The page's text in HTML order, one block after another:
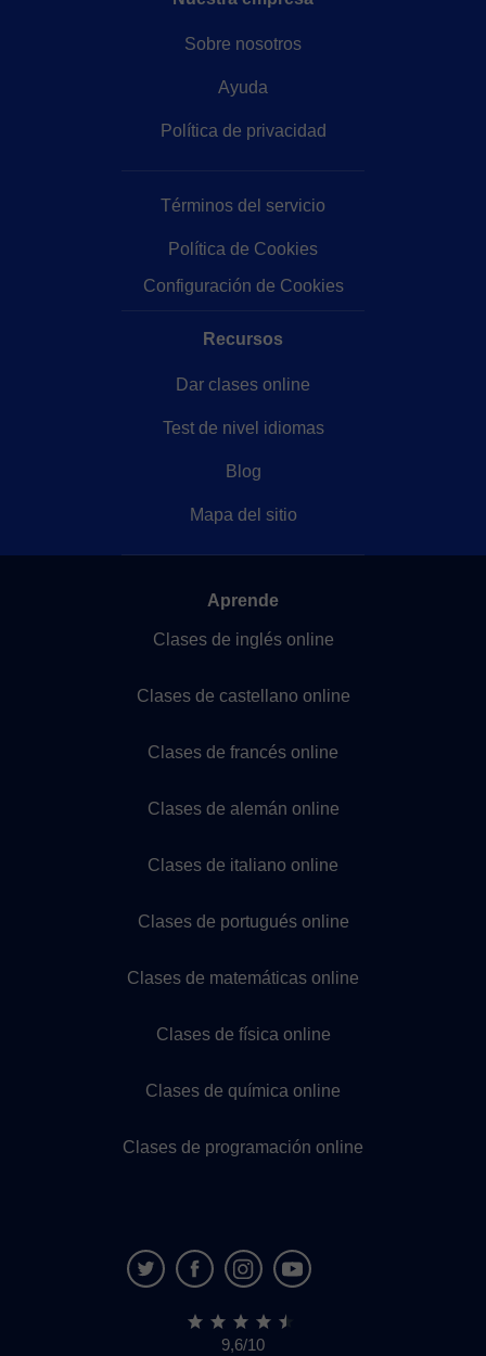
Sobre nosotros
Ayuda
Política de privacidad
Términos del servicio
Política de Cookies
Configuración de Cookies
Recursos
Dar clases online
Test de nivel idiomas
Blog
Mapa del sitio
Aprende
Clases de inglés online
Clases de castellano online
Clases de francés online
Clases de alemán online
Clases de italiano online
Clases de portugués online
Clases de matemáticas online
Clases de física online
Clases de química online
Clases de programación online
9,6/10